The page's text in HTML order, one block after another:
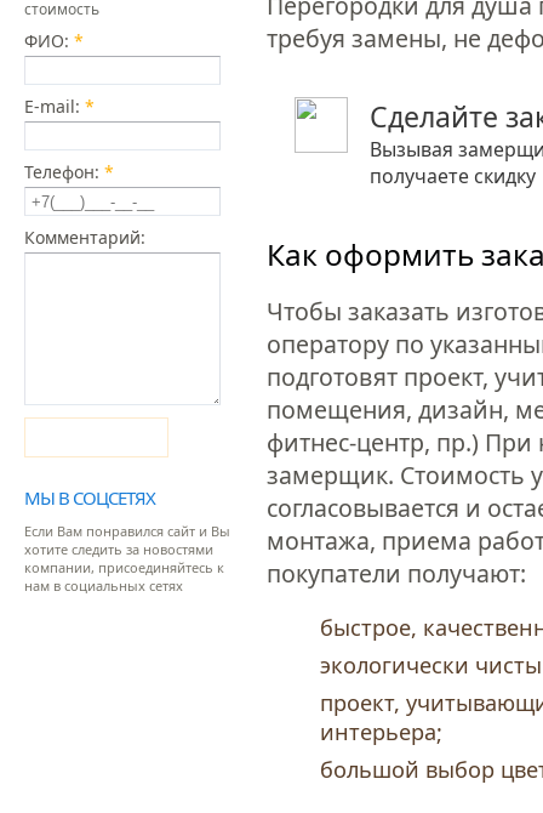
стоимость
ФИО: *
E-mail: *
Телефон: *
Комментарий:
МЫ В СОЦСЕТЯХ
Если Вам понравился сайт и Вы
хотите следить за новостями
компании, присоединяйтесь к
нам в социальных сетях
требуя замены, не
Сделайте
Вызывая
получаете скидку
Как оформить
Чтобы заказать
оператору по
подготовят проект,
помещения, дизайн,
фитнес-центр, пр.)
замерщик. Стоимость
согласовывается и
монтажа, приема
покупатели получают:
быстрое,
экологически
проект,
интерьера;
большой выбор